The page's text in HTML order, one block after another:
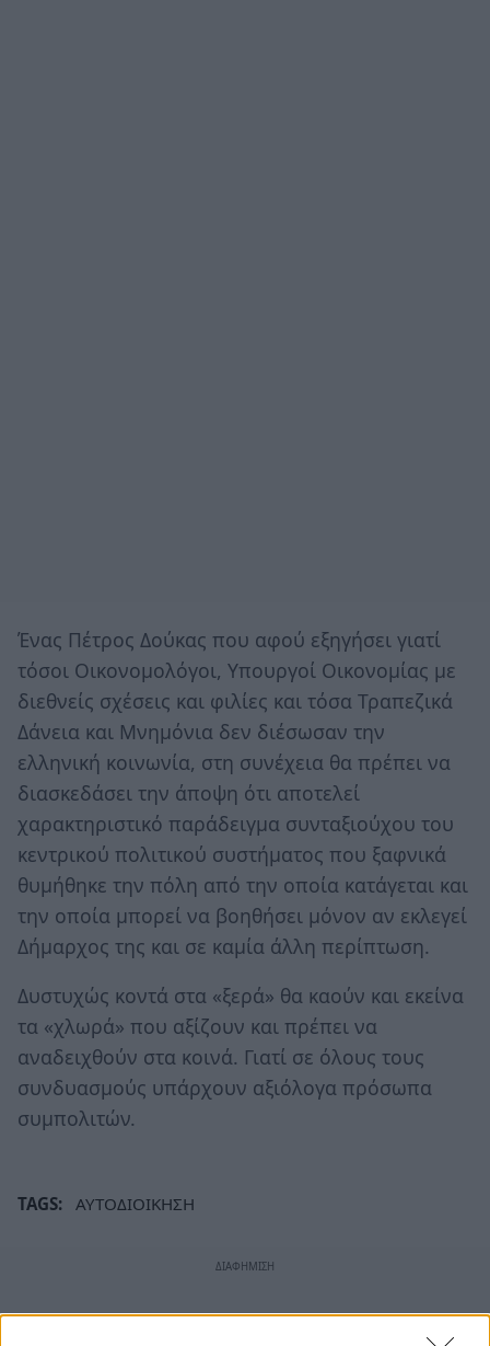
Ένας Πέτρος Δούκας που αφού εξηγήσει γιατί
τόσοι Οικονομολόγοι, Υπουργοί Οικονομίας με
διεθνείς σχέσεις και φιλίες και τόσα Τραπεζικά
Δάνεια και Μνημόνια δεν διέσωσαν την
ελληνική κοινωνία, στη συνέχεια θα πρέπει να
διασκεδάσει την άποψη ότι αποτελεί
χαρακτηριστικό παράδειγμα συνταξιούχου του
κεντρικού πολιτικού συστήματος που ξαφνικά
θυμήθηκε την πόλη από την οποία κατάγεται και
την οποία μπορεί να βοηθήσει μόνον αν εκλεγεί
Δήμαρχος της και σε καμία άλλη περίπτωση.
Δυστυχώς κοντά στα «ξερά» θα καούν και εκείνα
τα «χλωρά» που αξίζουν και πρέπει να
αναδειχθούν στα κοινά. Γιατί σε όλους τους
συνδυασμούς υπάρχουν αξιόλογα πρόσωπα
συμπολιτών.
TAGS: ΑΥΤΟΔΙΟΙΚΗΣΗ